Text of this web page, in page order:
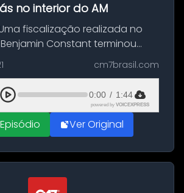
no interior do AM
fiscalização realizada no
Constant terminou
de aproximadamente 115
em uma
atracada no porto da cidade. O
cm7brasil.com
0:00 / 1:44
powered by VOICEXPRESS
Ver Original